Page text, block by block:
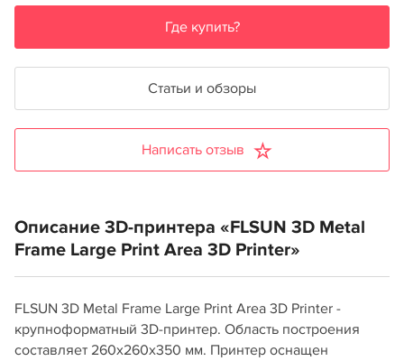
Где купить?
Статьи и обзоры
Написать отзыв
Описание 3D-принтера «FLSUN 3D Metal
Frame Large Print Area 3D Printer»
FLSUN 3D Metal Frame Large Print Area 3D Printer -
крупноформатный 3D-принтер. Область построения
составляет 260x260x350 мм. Принтер оснащен